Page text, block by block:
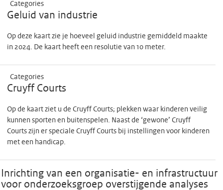
Categories
Geluid van industrie
Op deze kaart zie je hoeveel geluid industrie gemiddeld maakte
in 2024. De kaart heeft een resolutie van 10 meter.
Categories
Cruyff Courts
Op de kaart ziet u de Cruyff Courts; plekken waar kinderen veilig
kunnen sporten en buitenspelen. Naast de ‘gewone’ Cruyff
Courts zijn er speciale Cruyff Courts bij instellingen voor kinderen
met een handicap.
Inrichting van een organisatie- en infrastructuur
voor onderzoeksgroep overstijgende analyses